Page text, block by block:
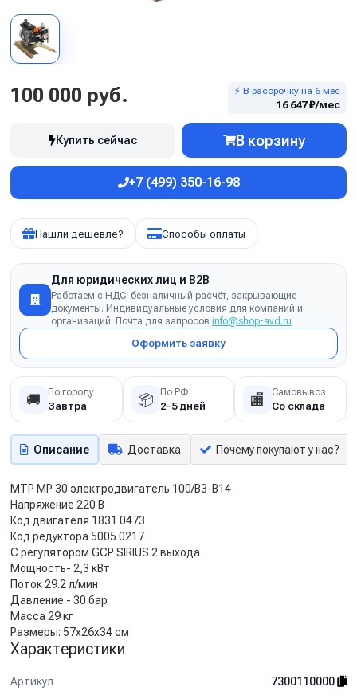
100 000 руб. ⚡ В рассрочку на 6 мес
16 647 ₽/мес
Купить сейчас В корзину
+7 (499) 350-16-98
Нашли дешевле? Способы оплаты
Для юридических лиц и B2B
Работаем с НДС, безналичный расчёт, закрывающие
документы. Индивидуальные условия для компаний и
организаций. Почта для запросов info@shop-avd.ru
Оформить заявку
🚚 По городу
Завтра 📦 По РФ
2–5 дней 🏬 Самовывоз
Со склада
Описание Доставка Почему покупают у нас?
MTP MP 30 электродвигатель 100/B3-B14
Напряжение 220 В
Код двигателя 1831 0473
Код редуктора 5005 0217
С регулятором GCP SIRIUS 2 выхода
Мощность- 2,3 кВт
Поток 29.2 л/мин
Давление - 30 бар
Масса 29 кг
Размеры: 57x26x34 см
Характеристики
Артикул
7300110000